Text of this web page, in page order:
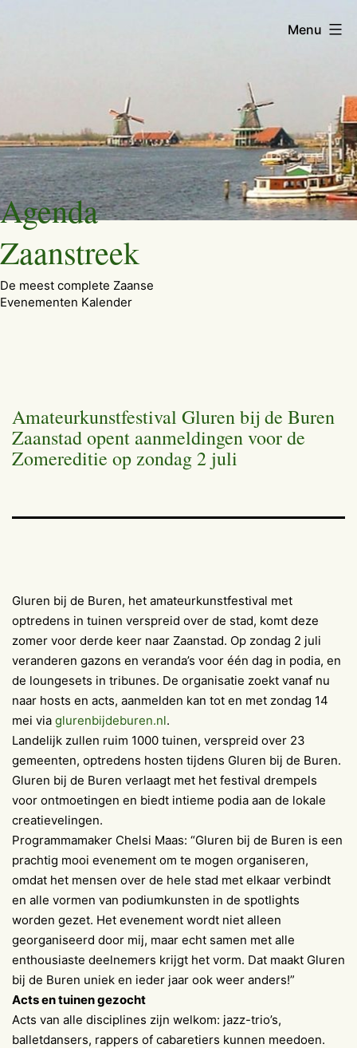
Ga
naar
de
inhoud
Agenda
Zaanstreek
De meest complete Zaanse
Evenementen Kalender
Menu
Amateurkunstfestival Gluren bij de Buren
Zaanstad opent aanmeldingen voor de
Zomereditie op zondag 2 juli
Gluren bij de Buren, het amateurkunstfestival met
optredens in tuinen verspreid over de stad, komt deze
zomer voor derde keer naar Zaanstad. Op zondag 2 juli
veranderen gazons en veranda’s voor één dag in podia, en
de loungesets in tribunes. De organisatie zoekt vanaf nu
naar hosts en acts, aanmelden kan tot en met zondag 14
mei via glurenbijdeburen.nl.
Landelijk zullen ruim 1000 tuinen, verspreid over 23
gemeenten, optredens hosten tijdens Gluren bij de Buren.
Gluren bij de Buren verlaagt met het festival drempels
voor ontmoetingen en biedt intieme podia aan de lokale
creatievelingen.
Programmamaker Chelsi Maas: “Gluren bij de Buren is een
prachtig mooi evenement om te mogen organiseren,
omdat het mensen over de hele stad met elkaar verbindt
en alle vormen van podiumkunsten in de spotlights
worden gezet. Het evenement wordt niet alleen
georganiseerd door mij, maar echt samen met alle
enthousiaste deelnemers krijgt het vorm. Dat maakt Gluren
bij de Buren uniek en ieder jaar ook weer anders!”
Acts en tuinen gezocht
Acts van alle disciplines zijn welkom: jazz-trio’s,
balletdansers, rappers of cabaretiers kunnen meedoen.